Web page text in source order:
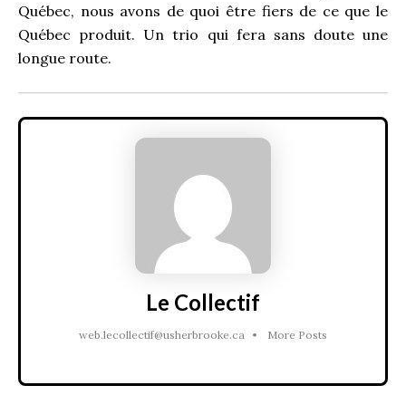
Québec, nous avons de quoi être fiers de ce que le
Québec produit. Un trio qui fera sans doute une
longue route.
Le Collectif
web.lecollectif@usherbrooke.ca • More Posts